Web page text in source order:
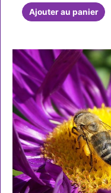
Ajouter au panier